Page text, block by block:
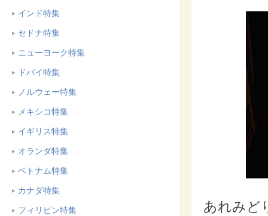
インド特集
セドナ特集
ニューヨーク特集
ドバイ特集
ノルウェー特集
メキシコ特集
イギリス特集
オランダ特集
ベトナム特集
カナダ特集
フィリピン特集 あれみど